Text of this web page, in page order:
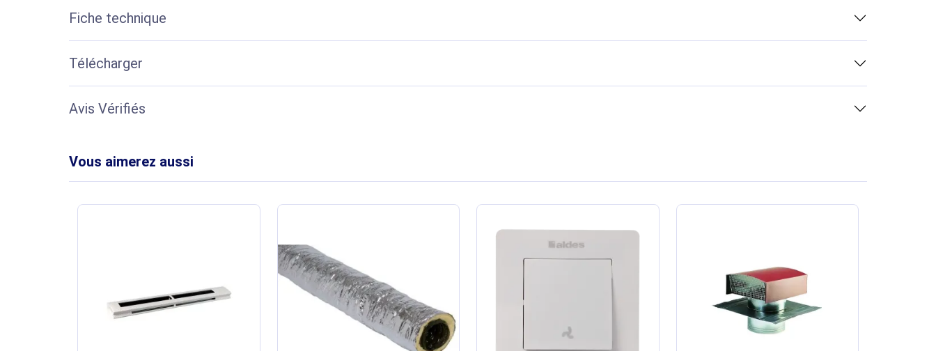
Fiche technique
Télécharger
Avis Vérifiés
Vous aimerez aussi